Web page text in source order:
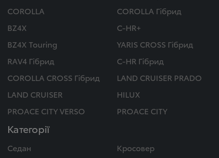
COROLLA
COROLLA Гібрид
BZ4X
C-HR+
BZ4X Touring
YARIS CROSS Гібрид
RAV4 Гібрид
C-HR Гібрид
COROLLA CROSS Гібрид
LAND CRUISER PRADO
LAND CRUISER
HILUX
PROACE CITY VERSO
PROACE CITY
Категорії
Седан
Кросовер